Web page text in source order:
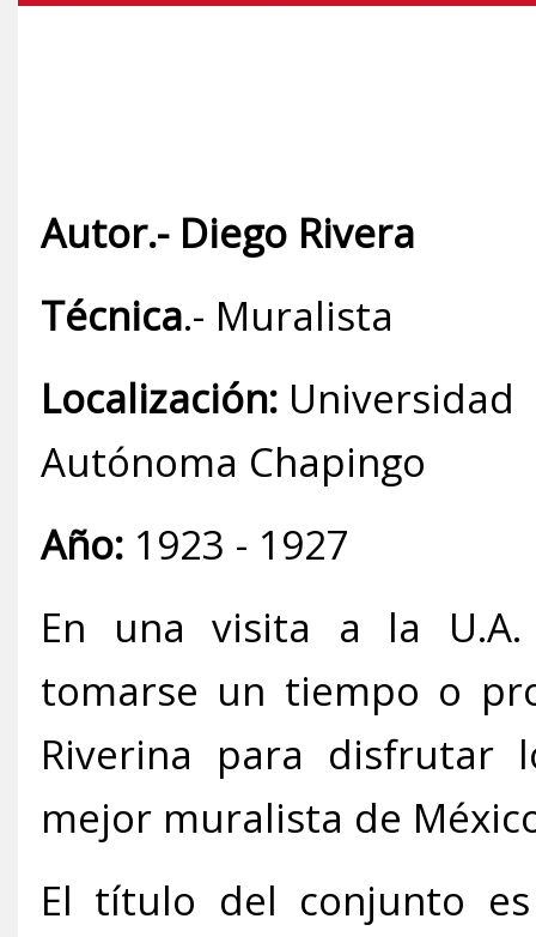
Autor.- Diego Rivera
Técnica.- Muralista
Localización: Universidad
Autónoma Chapingo
Año: 1923 - 1927
En una visita a la
tomarse un tiempo o
Riverina para disfrutar
mejor muralista de
El título del conjunto